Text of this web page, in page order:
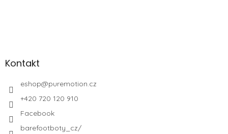
Kontakt
eshop@puremotion.cz
+420 720 120 910
Facebook
barefootboty_cz/